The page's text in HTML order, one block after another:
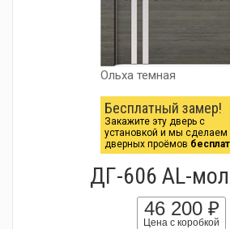
Ольха темная
Бесплатный замер!
Закажите эту дверь с
установкой и мы сделаем
дверных проёмов
ДГ-606 AL-
46 200 ₽
Цена с коробкой